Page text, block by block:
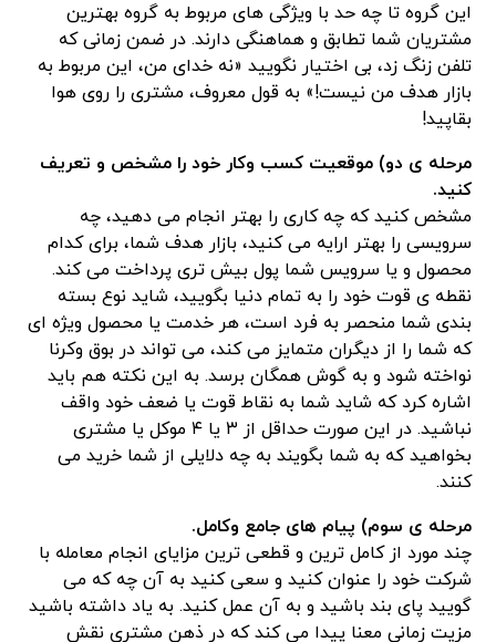
این گروه تا چه حد با ویژگی های مربوط به گروه بهترین
مشتریان شما تطابق و هماهنگی دارند. در ضمن زمانی که
تلفن زنگ زد، بی اختیار نگویید «نه خدای من، این مربوط به
بازار هدف من نیست!» به قول معروف، مشتری را روی هوا
بقاپید!
مرحله ی دو) موقعیت کسب وکار خود را مشخص و تعریف
کنید.
مشخص کنید که چه کاری را بهتر انجام می دهید، چه
سرویسی را بهتر ارایه می کنید، بازار هدف شما، برای کدام
محصول و یا سرویس شما پول بیش تری پرداخت می کند.
نقطه ی قوت خود را به تمام دنیا بگویید، شاید نوع بسته
بندی شما منحصر به فرد است، هر خدمت یا محصول ویژه ای
که شما را از دیگران متمایز می کند، می تواند در بوق وکرنا
نواخته شود و به گوش همگان برسد. به این نکته هم باید
اشاره کرد که شاید شما به نقاط قوت یا ضعف خود واقف
نباشید. در این صورت حداقل از ۳ یا ۴ موکل یا مشتری
بخواهید که به شما بگویند به چه دلایلی از شما خرید می
کنند.
مرحله ی سوم) پیام های جامع وکامل.
چند مورد از کامل ترین و قطعی ترین مزایای انجام معامله با
شرکت خود را عنوان کنید و سعی کنید به آن چه که می
گویید پای بند باشید و به آن عمل کنید. به یاد داشته باشید
مزیت زمانی معنا پیدا می کند که در ذهن مشتری نقش